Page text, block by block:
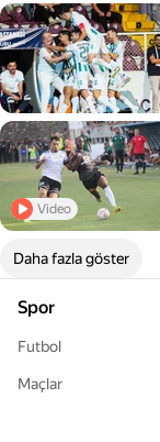
Video
Daha fazla göster
Spor
Futbol
Maçlar